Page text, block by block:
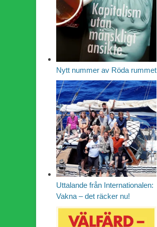
Nytt nummer av Röda rummet
Uttalande från Internationalen:
Vakna – det räcker nu!